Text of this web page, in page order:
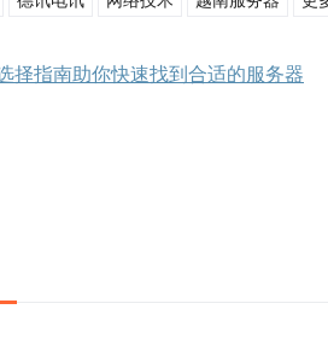
择指南助你快速找到合适的服务器